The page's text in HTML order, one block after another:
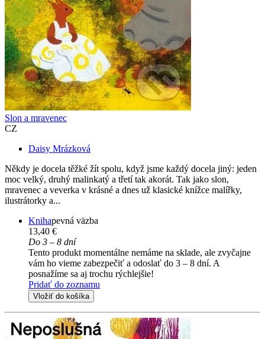
Slon a mravenec
CZ
Daisy Mrázková
Někdy je docela těžké žít spolu, když jsme každý docela jiný: jeden
moc velký, druhý malinkatý a třetí tak akorát. Tak jako slon,
mravenec a veverka v krásné a dnes už klasické knížce malířky,
ilustrátorky a...
Knihapevná väzba
13,40 €
Do 3 – 8 dní
Tento produkt momentálne nemáme na sklade, ale zvyčajne
vám ho vieme zabezpečiť a odoslať do 3 – 8 dní. A
posnažíme sa aj trochu rýchlejšie!
Pridať do zoznamu
Vložiť do košíka